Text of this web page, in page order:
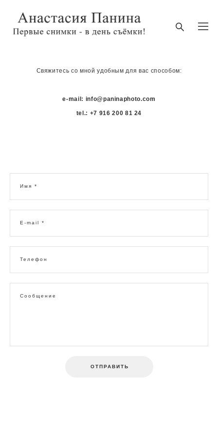
Свяжитесь со мной удобным для вас способом:
e-mail: info@paninaphoto.com
tel.: +7 916 200 81 24
Имя *
E-mail *
Телефон
Сообщение
ОТПРАВИТЬ